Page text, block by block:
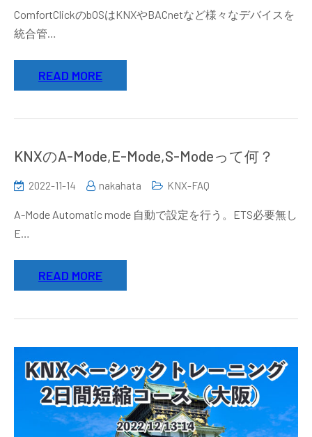
処
理
る
bOS
BACnet
デ
バ
連
携
る
ComfortClickのbOSはKNXやBACnetなど様々なデバイスを
統合管…
READ MORE
KNXのA-Mode,E-Mode,S-Modeって何？
2022-11-14 nakahata KNX-FAQ
A-Mode Automatic mode 自動で設定を行う。ETS必要無し
E…
READ MORE